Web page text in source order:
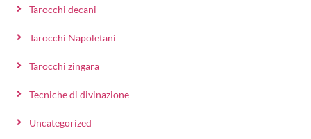
Tarocchi decani
Tarocchi Napoletani
Tarocchi zingara
Tecniche di divinazione
Uncategorized